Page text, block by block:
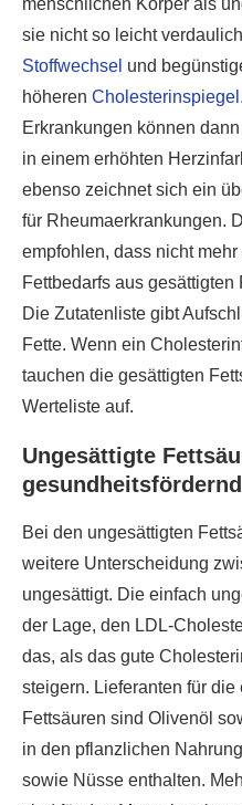
menschlichen Körper als
sie nicht so leicht
Stoffwechsel und
höheren Cholesterinspiegel
Erkrankungen können
in einem erhöhten
ebenso zeichnet sich ein
für Rheumaerkrankungen.
empfohlen, dass nicht
Fettbedarfs aus
Die Zutatenliste gibt
Fette. Wenn ein
tauchen die gesättigten
Werteliste auf.
Ungesättigte
gesundheitsfördernd
Bei den ungesättigten
weitere Unterscheidung
ungesättigt. Die einfach
der Lage, den LDL-
das, als das gute
steigern. Lieferanten für
Fettsäuren sind Olivenöl
in den pflanzlichen
sowie Nüsse enthalten.